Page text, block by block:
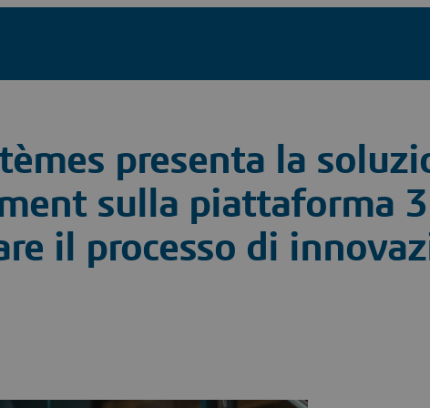
presenta la
sulla piattaforma
il processo di